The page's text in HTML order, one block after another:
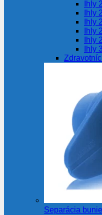
Ihly
Ihly
Ihly
Ihly
Ihly
Ihly
Separácia